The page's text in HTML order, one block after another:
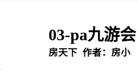
03-pa九游会
房天下 作者：房小